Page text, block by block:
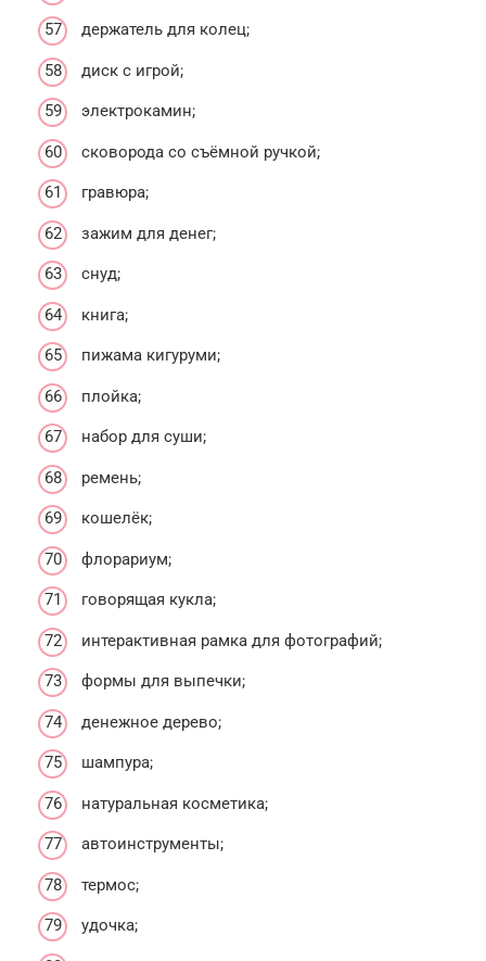
держатель для колец;
диск с игрой;
электрокамин;
сковорода со съёмной ручкой;
гравюра;
зажим для денег;
снуд;
книга;
пижама кигуруми;
плойка;
набор для суши;
ремень;
кошелёк;
флорариум;
говорящая кукла;
интерактивная рамка для фотографий;
формы для выпечки;
денежное дерево;
шампура;
натуральная косметика;
автоинструменты;
термос;
удочка;